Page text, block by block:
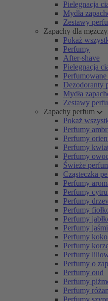
Pielęgnacja
Mydła
Zestawy
Zapachy dla
Pokaż
Perfumy
After-shave
Pielęgnacja
Dezodoranty
Mydła
Zestawy
Zapachy perfum
Pokaż
Perfumy
Perfumy
Perfumy
Perfumy
Świeże
Cząsteczka
Perfumy
Perfumy
Perfumy
Perfumy
Perfumy
Perfumy
Perfumy
Perfumy
Perfumy
Perfumy o
Perfumy oud
Perfumy
Perfumy
Perfumy